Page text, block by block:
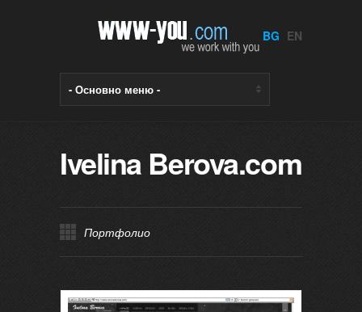
BG EN
Ivelina Berova.com
Портфолио